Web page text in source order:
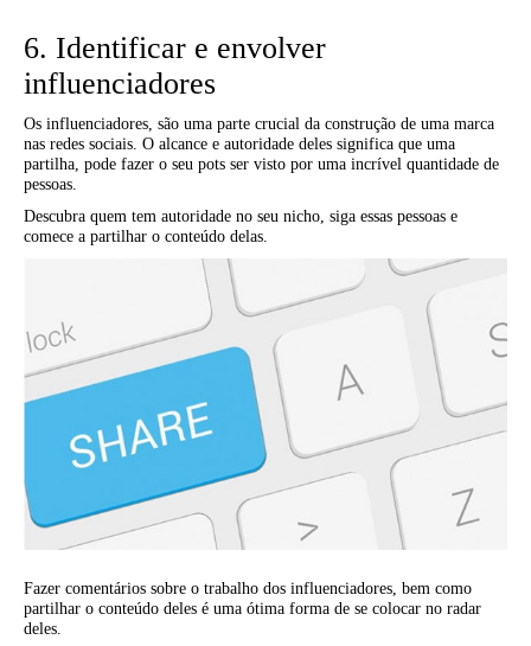
6. Identificar e envolver
influenciadores
Os influenciadores, são uma parte crucial da construção de uma marca
nas redes sociais. O alcance e autoridade deles significa que uma
partilha, pode fazer o seu pots ser visto por uma incrível quantidade de
pessoas.
Descubra quem tem autoridade no seu nicho, siga essas pessoas e
comece a partilhar o conteúdo delas.
Fazer comentários sobre o trabalho dos influenciadores, bem como
partilhar o conteúdo deles é uma ótima forma de se colocar no radar
deles.